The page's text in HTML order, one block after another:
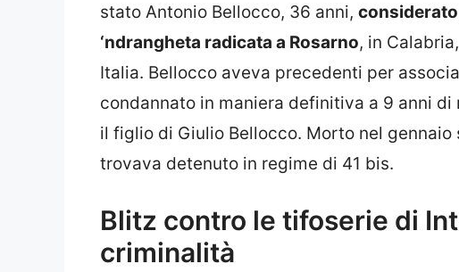
stato Antonio Bellocco, 36 anni, considerato
‘ndrangheta radicata a Rosarno, in
Italia. Bellocco aveva precedenti per
condannato in maniera definitiva a 9 anni
il figlio di Giulio Bellocco. Morto nel
trovava detenuto in regime di 41 bis.
Blitz contro le tifoserie di
criminalità